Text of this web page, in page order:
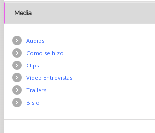
Media
Audios
Como se hizo
Clips
Vídeo Entrevistas
Trailers
B.s.o.